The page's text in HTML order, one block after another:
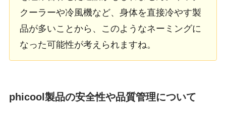
クーラーや冷風機など、身体を直接冷やす製
品が多いことから、このようなネーミングに
なった可能性が考えられますね。
phicool製品の安全性や品質管理について